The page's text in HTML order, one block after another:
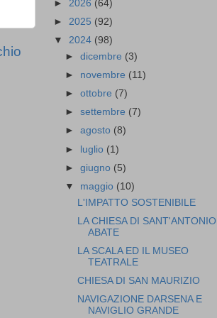
► 2026 (64)
► 2025 (92)
▼ 2024 (98)
►dicembre (3)
► novembre (11)
►ottobre (7)
►settembre (7)
►agosto (8)
► luglio (1)
►giugno (5)
▼ maggio (10)
L'IMPATTO SOSTENIBILE
LA CHIESA DI SANT'ANTONIO
ABATE
LA SCALA ED IL MUSEO
TEATRALE
CHIESA DI SAN MAURIZIO
NAVIGAZIONE DARSENA E
NAVIGLIO GRANDE